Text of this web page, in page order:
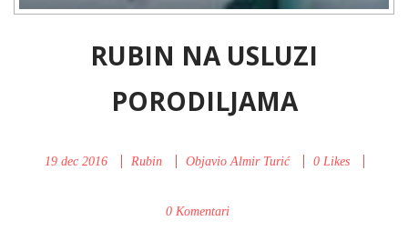
RUBIN NA USLUZI
PORODILJAMA
19 dec 2016 Rubin Objavio Almir Turić 0Likes
0 Komentari